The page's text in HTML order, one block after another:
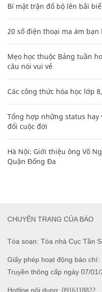
Bí mật trận đổ bộ lên bãi
20 số điện thoại ma ám
Mẹo học thuộc Bảng tuần
câu nói vui vẻ
Các công thức hóa học lớp
Tổng hợp những status hay
đổi cuộc đời
Hà Nội: Giới thiệu ông Võ
Quận Đống Đa
Tòa soạn: Tòa nhà Cục Tần
Giấy phép hoạt động báo chí:
Truyền thông cấp ngày 07/01/
Hotline nội dung: 0916118822
CHUYÊN TRANG CỦA BÁO